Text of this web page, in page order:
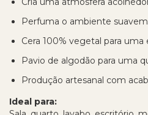
Perfuma o ambiente
Cera 100% vegetal para uma
Pavio de algodão para uma
Produção artesanal com
Ideal para: